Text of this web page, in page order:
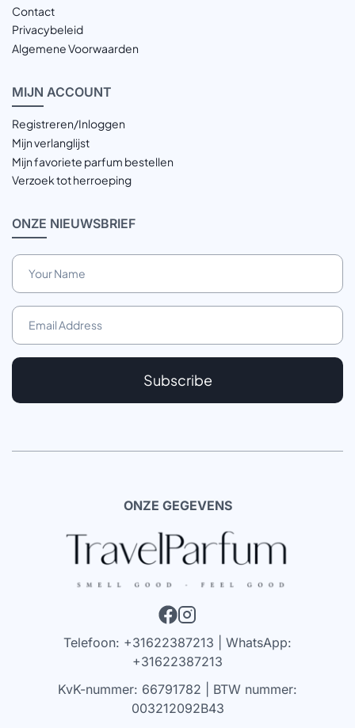
Contact
Privacybeleid
Algemene Voorwaarden
MIJN ACCOUNT
Registreren/Inloggen
Mijn verlanglijst
Mijn favoriete parfum bestellen
Verzoek tot herroeping
ONZE NIEUWSBRIEF
Subscribe
ONZE GEGEVENS
Telefoon: +31622387213 | WhatsApp:
+31622387213
KvK-nummer: 66791782 | BTW nummer:
003212092B43